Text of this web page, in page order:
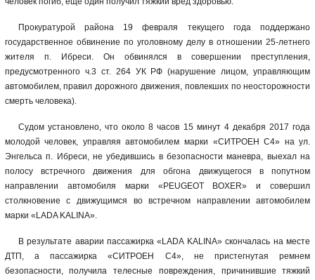
Прокуратурой района 19 февраля текущего года поддержано
государственное обвинение по уголовному делу в отношении 25-летнего
жителя п. Ибреси. Он обвинялся в совершении преступления,
предусмотренного ч.3 ст. 264 УК РФ (нарушение лицом, управляющим
автомобилем, правил дорожного движения, повлекших по неосторожности
смерть человека).
Судом установлено, что около 8 часов 15 минут 4 декабря 2017 года
молодой человек, управляя автомобилем марки «СИТРОЕН С4» на ул.
Энгельса п. Ибреси, не убедившись в безопасности маневра, выехал на
полосу встречного движения для обгона движущегося в попутном
направлении автомобиля марки «PEUGEOT BOXER» и совершил
столкновение с движущимся во встречном направлении автомобилем
марки «LADA KALINA».
В результате аварии пассажирка «LADA KALINA» скончалась на месте
ДТП, а пассажирка «СИТРОЕН С4», не пристегнутая ремнем
безопасности, получила телесные повреждения, причинившие тяжкий